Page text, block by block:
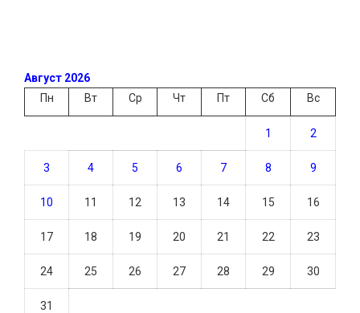
Август 2026
Пн
Вт Ср Чт Пт Сб Вс
1 2
3 4 5 6 7 8 9
10 11 12 13 14 15 16
17 18 19 20 21 22 23
24 25 26 27 28 29 30
31